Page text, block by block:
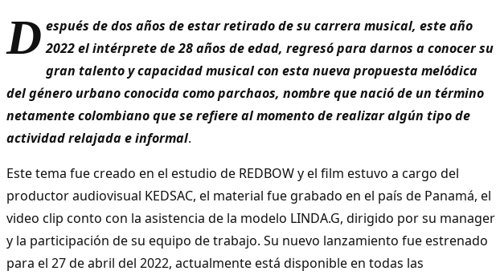
D espués de dos años de estar retirado de su carrera musical, este año
2022 el intérprete de 28 años de edad, regresó para darnos a conocer su
gran talento y capacidad musical con esta nueva propuesta melódica
del género urbano conocida como parchaos, nombre que nació de un término
netamente colombiano que se refiere al momento de realizar algún tipo de
actividad relajada e informal.
Este tema fue creado en el estudio de REDBOW y el film estuvo a cargo del
productor audiovisual KEDSAC, el material fue grabado en el país de Panamá, el
video clip conto con la asistencia de la modelo LINDA.G, dirigido por su manager
y la participación de su equipo de trabajo. Su nuevo lanzamiento fue estrenado
para el 27 de abril del 2022, actualmente está disponible en todas las